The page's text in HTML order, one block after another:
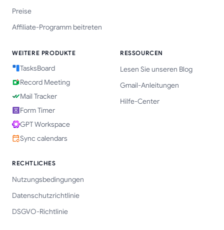
Preise
Affiliate-Programm beitreten
WEITERE PRODUKTE
TasksBoard
Record Meeting
Mail Tracker
Form Timer
GPT Workspace
Sync calendars
RESSOURCEN
Lesen Sie unseren Blog
Gmail-Anleitungen
Hilfe-Center
RECHTLICHES
Nutzungsbedingungen
Datenschutzrichtlinie
DSGVO-Richtlinie